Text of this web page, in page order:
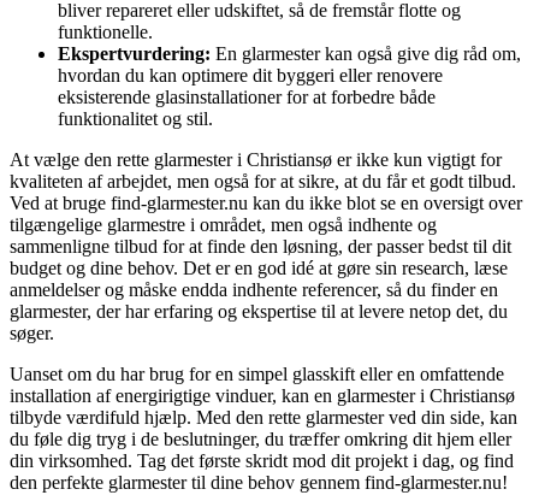
bliver repareret eller udskiftet, så de fremstår flotte og
funktionelle.
Ekspertvurdering: En glarmester kan også give dig råd om,
hvordan du kan optimere dit byggeri eller renovere
eksisterende glasinstallationer for at forbedre både
funktionalitet og stil.
At vælge den rette glarmester i Christiansø er ikke kun vigtigt for
kvaliteten af arbejdet, men også for at sikre, at du får et godt tilbud.
Ved at bruge find-glarmester.nu kan du ikke blot se en oversigt over
tilgængelige glarmestre i området, men også indhente og
sammenligne tilbud for at finde den løsning, der passer bedst til dit
budget og dine behov. Det er en god idé at gøre sin research, læse
anmeldelser og måske endda indhente referencer, så du finder en
glarmester, der har erfaring og ekspertise til at levere netop det, du
søger.
Uanset om du har brug for en simpel glasskift eller en omfattende
installation af energirigtige vinduer, kan en glarmester i Christiansø
tilbyde værdifuld hjælp. Med den rette glarmester ved din side, kan
du føle dig tryg i de beslutninger, du træffer omkring dit hjem eller
din virksomhed. Tag det første skridt mod dit projekt i dag, og find
den perfekte glarmester til dine behov gennem find-glarmester.nu!